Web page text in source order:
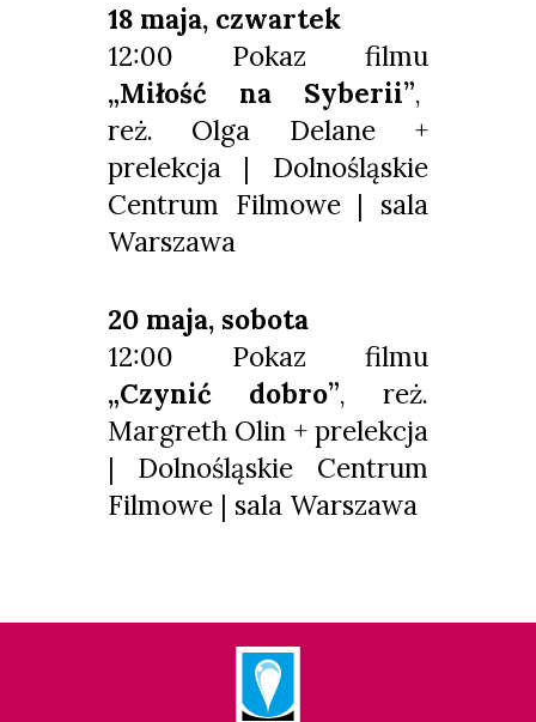
18 maja, czwartek
12:00 Pokaz filmu
„Miłość na Syberii”,
reż. Olga Delane +
prelekcja | Dolnośląskie
Centrum Filmowe | sala
Warszawa
20 maja, sobota
12:00 Pokaz filmu
„Czynić dobro”, reż.
Margreth Olin + prelekcja
| Dolnośląskie Centrum
Filmowe | sala Warszawa